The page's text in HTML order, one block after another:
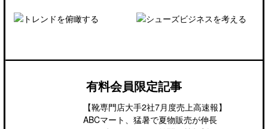
有料会員限定記事
【靴専門店大手2社7月度売上高速報】
ABCマート、猛暑で夏物販売が伸長